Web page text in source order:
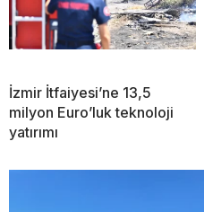
İzmir İtfaiyesi’ne 13,5
milyon Euro’luk teknoloji
yatırımı